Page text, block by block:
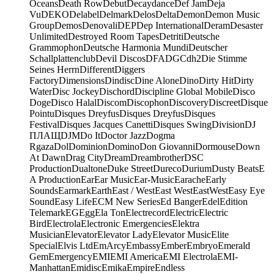
OceansDeath RowDebutDecaydanceDef JamDeja
VuDEKODelabelDelmarkDelosDeltaDemonDemon Music
GroupDemosDenovaliDEPDep InternationalDeramDesaster
UnlimitedDestroyed Room TapesDetritiDeutsche
GrammophonDeutsche Harmonia MundiDeutscher
SchallplattenclubDevil DiscosDFADGCdh2Die Stimme
Seines HerrnDifferentDiggers
FactoryDimensionsDindiscDine AloneDinoDirty HitDirty
WaterDisc JockeyDischordDiscipline Global MobileDisco
DogeDisco HalalDiscomDiscophonDiscoveryDiscreetDisque
PointuDisques DreyfusDisques DreyfusDisques
FestivalDisques Jacques CanettiDisques SwingDivisionDJ
ПЛАЩDJMDo ItDoctor JazzDogma
RgazaDolDominionDominoDon GiovanniDormouseDown
At DawnDrag CityDreamDreambrotherDSC
ProductionDualtoneDuke StreetDurecoDuriumDusty BeatsE
A ProductionEarEar MusicEar-MusicEaracheEarly
SoundsEarmarkEarthEast / WestEast WestEastWestEasy Eye
SoundEasy LifeECM New SeriesEd BangerEdelEdition
TelemarkEGEggEla TonElectrecordElectricElectric
BirdElectrolaElectronic EmergenciesElektra
MusicianElevatorElevator LadyElevator MusicElite
SpecialElvis LtdEmArcyEmbassyEmberEmbryoEmerald
GemEmergencyEMIEMI AmericaEMI ElectrolaEMI-
ManhattanEmidiscEmikaEmpireEndless